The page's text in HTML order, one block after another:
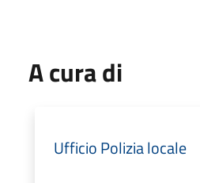
A cura di
Ufficio Polizia locale